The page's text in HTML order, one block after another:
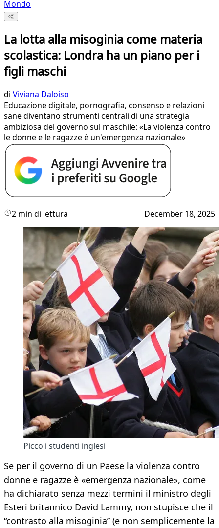
Mondo
La lotta alla misoginia come materia
scolastica: Londra ha un piano per i
figli maschi
di Viviana Daloiso
Educazione digitale, pornografia, consenso e relazioni
sane diventano strumenti centrali di una strategia
ambiziosa del governo sul maschile: «La violenza contro
le donne e le ragazze è un'emergenza nazionale»
2 min di lettura December 18, 2025
Piccoli studenti inglesi
Se per il governo di un Paese la violenza contro
donne e ragazze è «emergenza nazionale», come
ha dichiarato senza mezzi termini il ministro degli
Esteri britannico David Lammy, non stupisce che il
“contrasto alla misoginia” (e non semplicemente la